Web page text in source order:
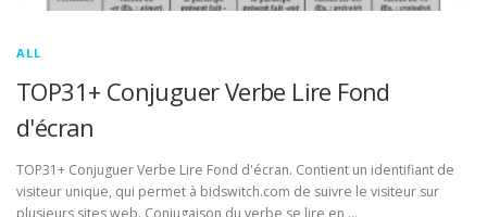
ALL
TOP31+ Conjuguer Verbe Lire Fond
d'écran
TOP31+ Conjuguer Verbe Lire Fond d'écran. Contient un identifiant de
visiteur unique, qui permet à bidswitch.com de suivre le visiteur sur
plusieurs sites web. Conjugaison du verbe se lire en …